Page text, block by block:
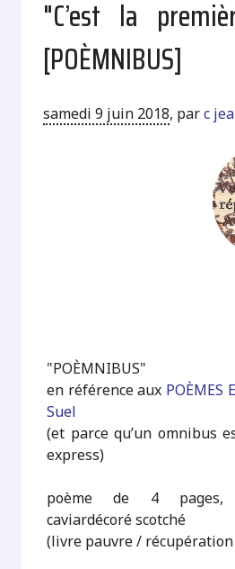
"C’est la
[POÈMNIBUS]
samedi 9 juin 2018, parc
"POÈMNIBUS"
en référence aux POÈMES
Suel
(et parce qu’un omnibus
express)
poème de 4 pages,
caviardécoré scotché
(livre pauvre /